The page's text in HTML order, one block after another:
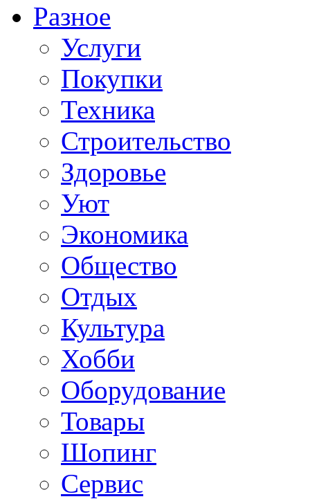
Разное
Услуги
Покупки
Техника
Строительство
Здоровье
Уют
Экономика
Общество
Отдых
Культура
Хобби
Оборудование
Товары
Шопинг
Сервис